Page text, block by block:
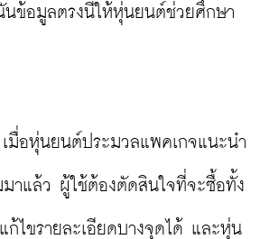
นข้อมูลตรงนี้ให้หุ่นยนต์ช่วยศึกษา
มื่อหุ่นยนต์ประมวลแพคเกจแนะนำ
าแล้ว ผู้ใช้ต้องตัดสินใจที่จะซื้อทั้ง
ก้ไขรายละเอียดบางจุดได้ และหุ่น